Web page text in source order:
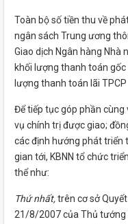
Toàn bộ số tiền thu về
ngân sách Trung ương
Giao dịch Ngân hàng Nhà
khối lượng thanh toán
lượng thanh toán lãi
Để tiếp tục góp phần
vụ chính trị được giao;
các định hướng phát triển
gian tới, KBNN tổ chức
thể như:
Thứ nhất,trên cơ sở
21/8/2007 của Thủ tướng